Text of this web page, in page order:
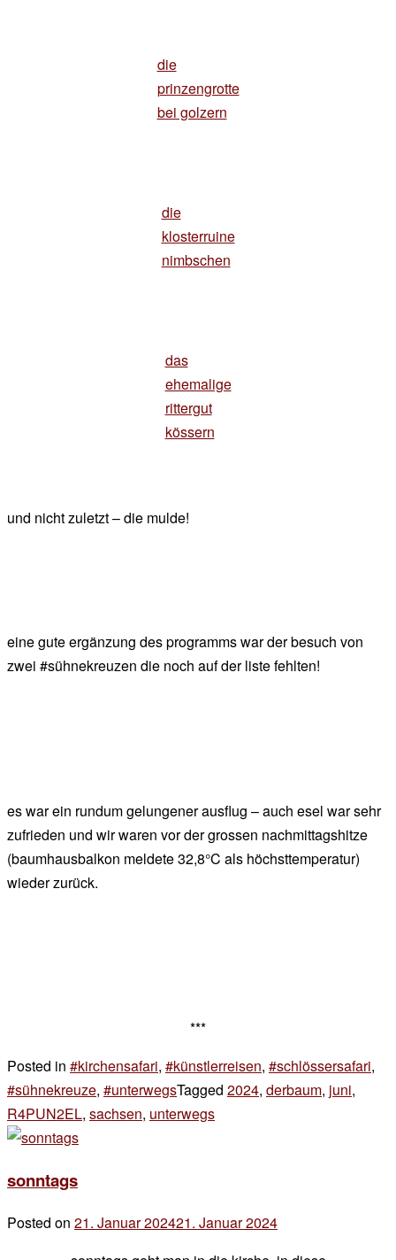
die
prinzengrotte
bei golzern
die
klosterruine
nimbschen
das
ehemalige
rittergut
kössern
und nicht zuletzt – die mulde!
eine gute ergänzung des programms war der besuch von
zwei #sühnekreuzen die noch auf der liste fehlten!
es war ein rundum gelungener ausflug – auch esel war sehr
zufrieden und wir waren vor der grossen nachmittagshitze
(baumhausbalkon meldete 32,8°C als höchsttemperatur)
wieder zurück.
***
Posted in #kirchensafari, #künstlerreisen, #schlössersafari,
#sühnekreuze, #unterwegsTagged 2024, derbaum, juni,
R4PUN2EL, sachsen, unterwegs
mulde
sonntags
Posted on 21. Januar 202421. Januar 2024